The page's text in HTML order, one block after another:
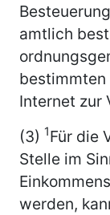
amtlich
Internet zur
(3) 1Für die
Stelle im
werden,